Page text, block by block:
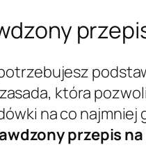
która
na co
przepis